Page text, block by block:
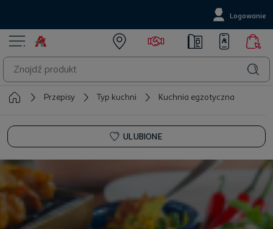
Logowanie
Przepisy Typ kuchni Kuchnia egzotyczna
ULUBIONE